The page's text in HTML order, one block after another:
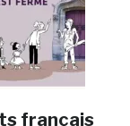
français